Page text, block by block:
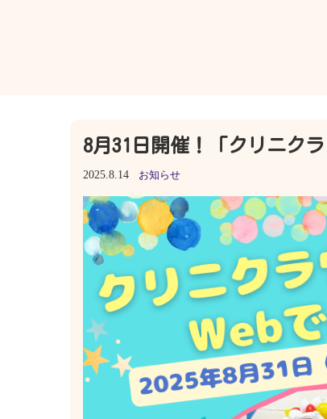
8月31日開催！「クリニク
2025.8.14 お知らせ